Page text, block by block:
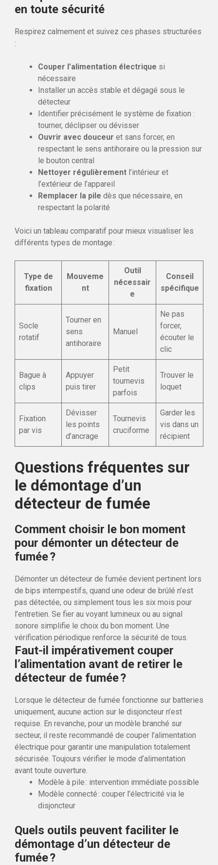
en toute sécurité
Respirez calmement et suivez ces phases structurées
:
Couper l’alimentation électrique si
nécessaire
Installer un accès stable et dégagé sous le
détecteur
Identifier précisément le système de fixation :
tourner, déclipser ou dévisser
Ouvrir avec douceur et sans forcer, en
respectant le sens antihoraire ou la pression sur
le bouton central
Nettoyer régulièrement l’intérieur et
l’extérieur de l’appareil
Remplacer la pile dès que nécessaire, en
respectant la polarité
Voici un tableau comparatif pour mieux visualiser les
différents types de montage :
Type de
fixation
Mouveme
nt
Outil
nécessair
e
Conseil
spécifique
Socle
rotatif
Tourner en
sens
antihoraire
Manuel
Ne pas
forcer,
écouter le
clic
Bague à
clips
Appuyer
puis tirer
Petit
tournevis
parfois
Trouver le
loquet
Fixation
par vis
Dévisser
les points
d’ancrage
Tournevis
cruciforme
Garder les
vis dans un
récipient
Questions fréquentes sur
le démontage d’un
détecteur de fumée
Comment choisir le bon moment
pour démonter un détecteur de
fumée ?
Démonter un détecteur de fumée devient pertinent lors
de bips intempestifs, quand une odeur de brûlé n’est
pas détectée, ou simplement tous les six mois pour
l’entretien. Se fier au voyant lumineux ou au signal
sonore simplifie le choix du bon moment. Une
vérification périodique renforce la sécurité de tous.
Faut-il impérativement couper
l’alimentation avant de retirer le
détecteur de fumée ?
Lorsque le détecteur de fumée fonctionne sur batteries
uniquement, aucune action sur le disjoncteur n’est
requise. En revanche, pour un modèle branché sur
secteur, il reste recommandé de couper l’alimentation
électrique pour garantir une manipulation totalement
sécurisée. Toujours vérifier le mode d’alimentation
avant toute ouverture.
Modèle à pile : intervention immédiate possible
Modèle connecté : couper l’électricité via le
disjoncteur
Quels outils peuvent faciliter le
démontage d’un détecteur de
fumée ?